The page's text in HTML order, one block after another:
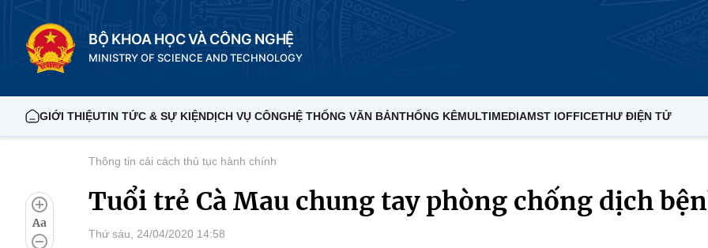
BỘ KHOA HỌC VÀ CÔNG NGHỆ
MINISTRY OF SCIENCE AND TECHNOLOGY
GIỚI THIỆUTIN TỨC & SỰ KIỆNDỊCH VỤ CÔNGHỆ THỐNG VĂN BẢNTHỐNG KÊMULTIMEDIAMST IOFFICETHƯ ĐIỆN TỬ
Aa
Thông tin cải cách thủ tục hành chính
Tuổi trẻ Cà Mau chung tay phòng chống dịch
Thứ sáu, 24/04/2020 14:58